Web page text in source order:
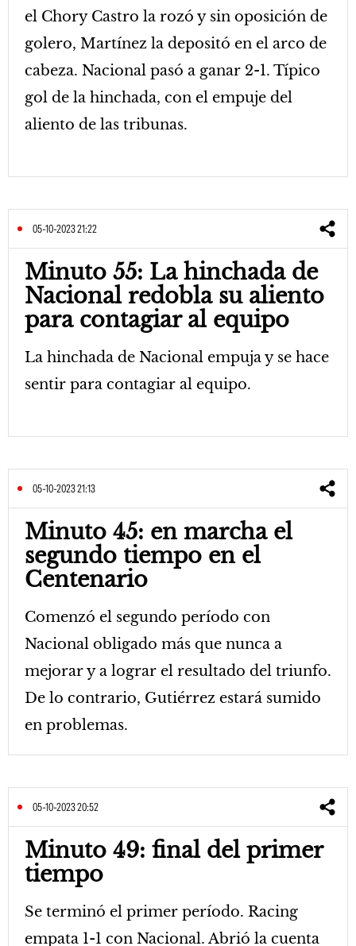
el Chory Castro la rozó y sin oposición de
golero, Martínez la depositó en el arco de
cabeza. Nacional pasó a ganar 2-1. Típico
gol de la hinchada, con el empuje del
aliento de las tribunas.
05-10-2023 21:22
Minuto 55: La hinchada de
Nacional redobla su aliento
para contagiar al equipo
La hinchada de Nacional empuja y se hace
sentir para contagiar al equipo.
05-10-2023 21:13
Minuto 45: en marcha el
segundo tiempo en el
Centenario
Comenzó el segundo período con
Nacional obligado más que nunca a
mejorar y a lograr el resultado del triunfo.
De lo contrario, Gutiérrez estará sumido
en problemas.
05-10-2023 20:52
Minuto 49: final del primer
tiempo
Se terminó el primer período. Racing
empata 1-1 con Nacional. Abrió la cuenta